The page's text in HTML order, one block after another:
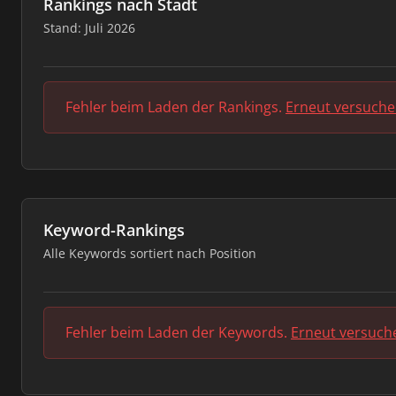
Rankings nach Stadt
Stand: Juli 2026
Fehler beim Laden der Rankings. Erneut
Keyword-Rankings
Alle Keywords sortiert nach Position
Fehler beim Laden der Keywords. Erneut